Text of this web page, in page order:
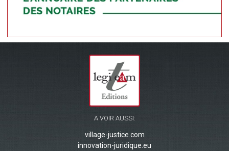
A VOIR AUSSI:
village-justice.com
innovation-juridique.eu